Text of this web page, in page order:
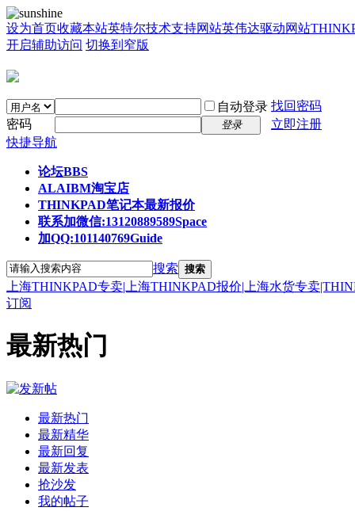
设为首页收藏本站英特尔技术支持网站英伟达驱动网站
开启辅助访问 切换到窄版
自动登录 找回密码
密码
登录
立即注册
快捷导航
论坛BBS
ALAIBM淘宝店
THINKPAD笔记本最新报价
联系加微信:13120889589Space
加QQ:101140769Guide
搜索 搜索
上海THINKPAD专卖|上海THINKPAD报价|上海水货专卖
订阅
最新热门
最新热门
最新精华
最新回复
最新发表
抢沙发
我的帖子